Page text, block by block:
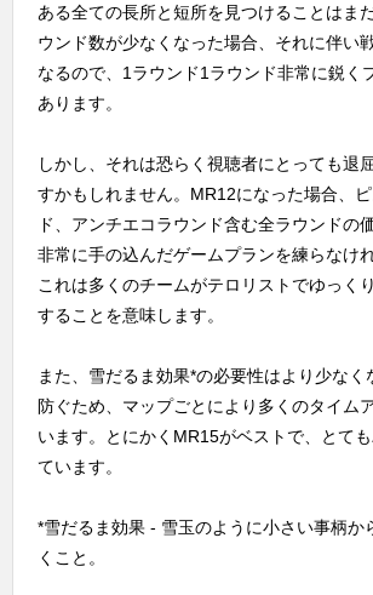
ある全ての長所と短所を見つけることはま
ウンド数が少なくなった場合、それに伴い
なるので、1ラウンド1ラウンド非常に鋭く
あります。
しかし、それは恐らく視聴者にとっても退
すかもしれません。MR12になった場合、
ド、アンチエコラウンド含む全ラウンドの
非常に手の込んだゲームプランを練らなけ
これは多くのチームがテロリストでゆっく
することを意味します。
また、雪だるま効果*の必要性はより少なく
防ぐため、マップごとにより多くのタイム
います。とにかくMR15がベストで、とて
ています。
*雪だるま効果 - 雪玉のように小さい事柄か
くこと。